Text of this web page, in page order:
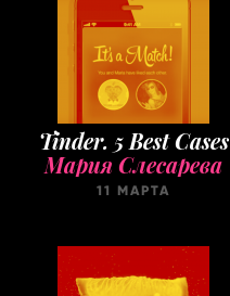
Tinder. 5 Best Cases
Мария Слесарева
11 МАРТА